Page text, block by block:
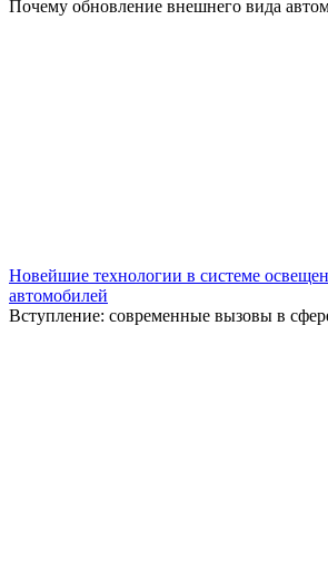
Почему обновление внешнего вида
Новейшие технологии в системе
автомобилей
Вступление: современные вызовы в